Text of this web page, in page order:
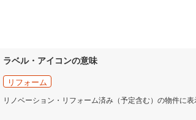
ラベル・アイコンの意味
リフォーム
リノベーション・リフォーム済み（予定含む）の物件に表